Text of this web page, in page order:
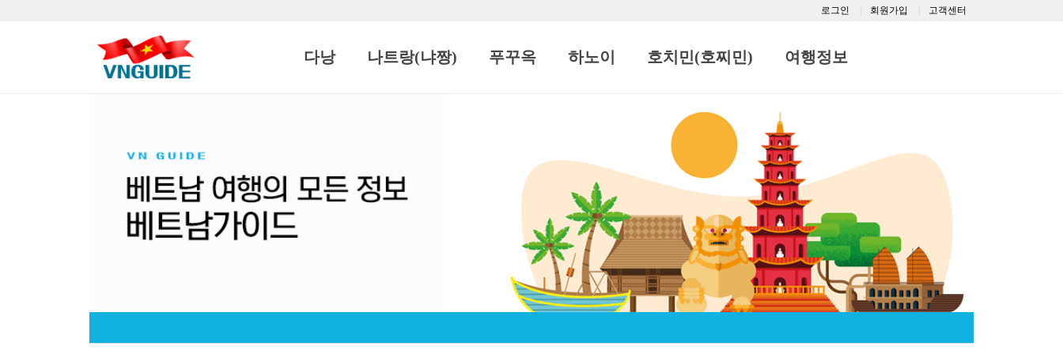
로그인 회원가입 고객센터
다낭 나트랑(냐짱) 푸꾸옥 하노이 호치민(호찌민) 여행정보